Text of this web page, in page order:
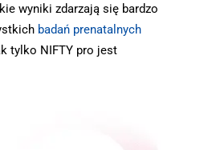
wyniki zdarzają się bardzo
badań prenatalnych
tylko NIFTY pro jest